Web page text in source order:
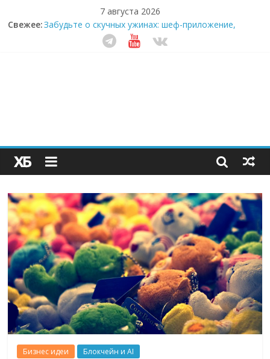
7 августа 2026
Свежее:Забудьте о скучных ужинах: шеф-приложение,
которое видит вашу еду насквозь
Небо зовёт: как бизнес на полётах дронов и
Секрет супергидратации: почему кокосовая вода с
пребиотиками становится главным трендом
здорового питания
Бизнес идеи Блокчейн и AI